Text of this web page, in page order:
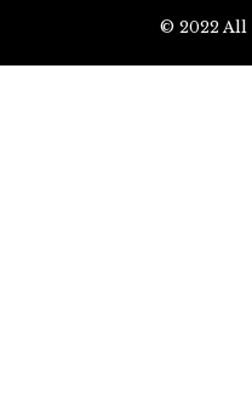
© 2022 All